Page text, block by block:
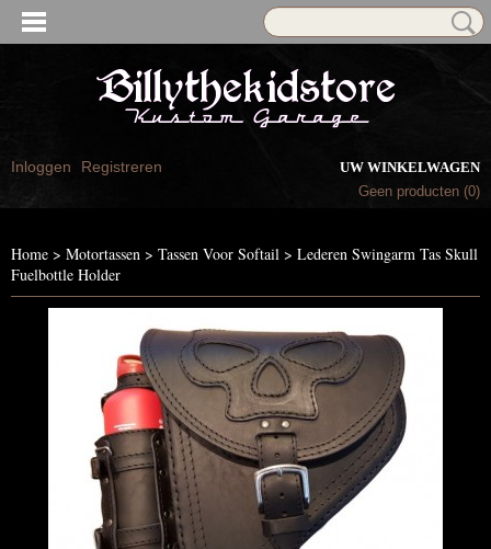
Inloggen Registreren
UW WINKELWAGEN
Geen producten (0)
Home > Motortassen > Tassen Voor Softail > Lederen Swingarm Tas Skull
Fuelbottle Holder